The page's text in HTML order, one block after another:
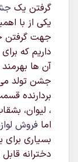
گرفتن یک
یکی از با
جهت گرفتن
داریم که
آن ها
جشن تولد می
بردارنده
، لیوان،
اما فروش
بسیاری
دخترانه